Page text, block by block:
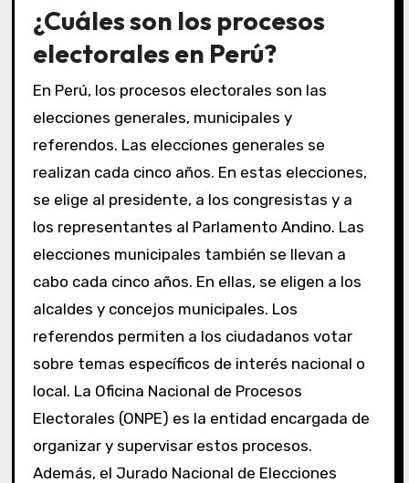
¿Cuáles son los procesos
electorales en Perú?
En Perú, los procesos electorales son las
elecciones generales, municipales y
referendos. Las elecciones generales se
realizan cada cinco años. En estas elecciones,
se elige al presidente, a los congresistas y a
los representantes al Parlamento Andino. Las
elecciones municipales también se llevan a
cabo cada cinco años. En ellas, se eligen a los
alcaldes y concejos municipales. Los
referendos permiten a los ciudadanos votar
sobre temas específicos de interés nacional o
local. La Oficina Nacional de Procesos
Electorales (ONPE) es la entidad encargada de
organizar y supervisar estos procesos.
Además, el Jurado Nacional de Elecciones